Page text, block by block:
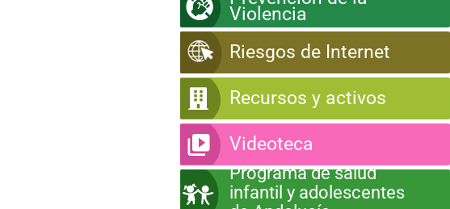
Violencia
Riesgos de Internet
Recursos y activos
Videoteca
Programa de salud
infantil y adolescentes